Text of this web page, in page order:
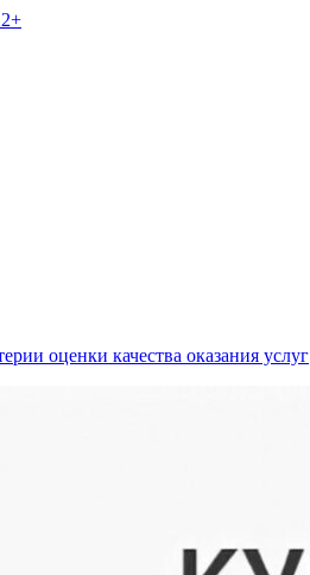
оценки качества оказания услуг